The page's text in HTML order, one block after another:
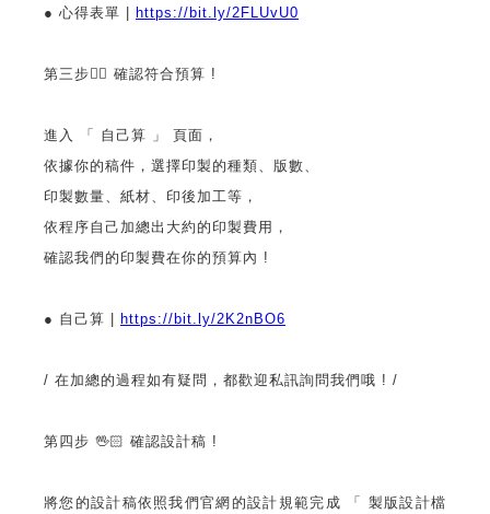
● 心得表單 | https://bit.ly/2FLUvU0
第三步👌🏻 確認符合預算 !
進入 「 自己算 」 頁面，
依據你的稿件，選擇印製的種類、版數、
印製數量、紙材、印後加工等，
依程序自己加總出大約的印製費用，
確認我們的印製費在你的預算內 !
● 自己算 | https://bit.ly/2K2nBO6
/ 在加總的過程如有疑問，都歡迎私訊詢問我們哦 ! /
第四步 🖖🏻 確認設計稿 !
將您的設計稿依照我們官網的設計規範完成 「 製版設計檔